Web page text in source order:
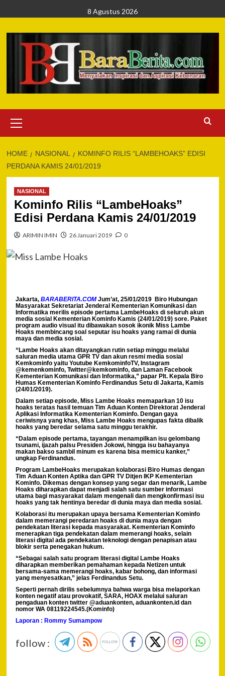
to
content
8 Agustus 2026
Menu
HOME NASIONAL
KOMINFO RILIS “LAMBEHOAKS” EDISI
PERDANA KAMIS 24/01/2019
NASIONAL
Kominfo Rilis “LambeHoaks”
Edisi Perdana Kamis 24/01/2019
ARIMIN IMIN 26 Januari 2019 0
Jakarta, BARABERITA.COMJum’at, 25/01/2019 Biro Hubungan
Masyarakat Sekretariat Jenderal Kementerian Komunikasi dan
Informatika merilis episode pertama LambeHoaks di seluruh akun
media sosial Kementerian Kominfo Kamis (24/01/2019) sore. Paket
program audio visual itu dibawakan sosok ikonik Miss Lambe
Hoaks membincang soal seputar isu hoaks yang ramai di dunia
maya dan media sosial.
“Lambe Hoaks akan ditayangkan rutin setiap minggu melalui
saluran media utama GPR TV dan akun resmi media sosial
Kemkominfo yaitu Youtube KemkominfoTV, Instagram
@kemenkominfo, Twitter@kemkominfo, dan Laman Facebook
Kementerian Komunikasi dan Informatika,” papar Plt. Kepala Biro
Humas Kementerian Kominfo Ferdinandus Setu di Jakarta, Kamis
(24/01/2019).
Dalam setiap episode, Miss Lambe Hoaks memaparkan 10 isu
hoaks teratas hasil temuan Tim Aduan Konten Direktorat Jenderal
Aplikasi Informatika Kementerian Kominfo. Dengan gaya
ceriwisnya yang khas, Miss Lambe Hoaks mengupas fakta dibalik
hoaks yang beredar selama satu minggu terakhir.
“Dalam episode pertama, tayangan menampilkan isu gelombang
tsunami, ijazah palsu Presiden Jokowi, hingga isu bahayanya
makan bakso sambil minum es karena bisa memicu kanker,”
ungkap Ferdinandus.
Program LambeHoaks merupakan kolaborasi Biro Humas dengan
Tim Aduan Konten Aptika dan GPR TV Ditjen IKP Kementerian
Kominfo. Dikemas dengan konsep yang segar dan menarik, Lambe
Hoaks diharapkan dapat menjadi salah satu sumber informasi
utama bagi masyarakat dalam mengenali dan mengkonfirmasi isu
hoaks yang tak hentinya beredar di dunia maya dan media sosial.
Kolaborasi itu merupakan upaya bersama Kementerian Kominfo
dalam memerangi peredaran hoaks di dunia maya dengan
pendekatan literasi kepada masyarakat. Kementerian Kominfo
menerapkan tiga pendekatan dalam memerangi hoaks, selain
literasi digital ada pendekatan teknologi dengan penapisan atau
blokir serta penegakan hukum.
“Sebagai salah satu program literasi digital Lambe Hoaks
diharapkan memberikan pemahaman kepada Netizen untuk
bersama-sama memerangi hoaks, kabar bohong, dan informasi
yang menyesatkan,” jelas Ferdinandus Setu.
Seperti pernah dirilis sebelumnya bahwa warga bisa melaporkan
konten negatif atau provokatif, SARA, HOAX melalui saluran
pengaduan konten twitter @aduankonten, aduankonten.id dan
nomor WA 08119224545.(Kominfo)
Laporan : Rommy Sumampow
follow :